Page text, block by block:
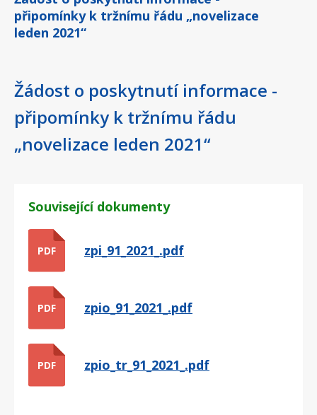
připomínky k tržnímu řádu „novelizace
leden 2021“
Žádost o poskytnutí informace -
připomínky k tržnímu řádu
„novelizace leden 2021“
Související dokumenty
PDF zpi_91_2021_.pdf
PDF zpio_91_2021_.pdf
PDF zpio_tr_91_2021_.pdf